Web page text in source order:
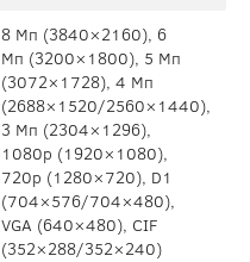
8 Mп (3840×2160), 6
Mп (3200×1800), 5 Mп
(3072×1728), 4 Mп
(2688×1520/2560×1440),
3 Mп (2304×1296),
1080p (1920×1080),
720p (1280×720), D1
(704×576/704×480),
VGA (640×480), CIF
(352×288/352×240)